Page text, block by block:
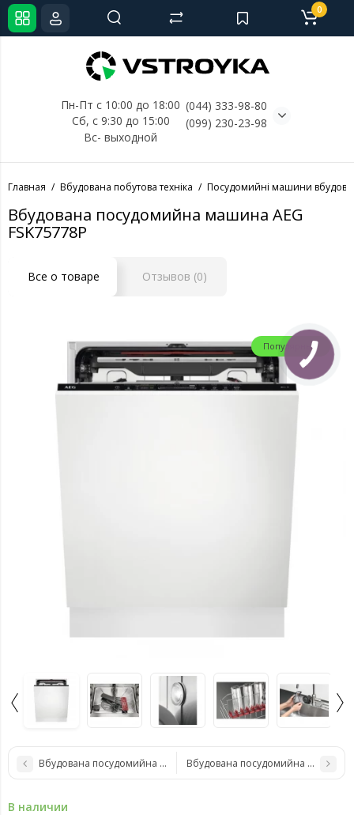
Пн-Пт с 10:00 до 18:00
Сб, с 9:30 до 15:00
Вс- выходной
(044) 333-98-80
(099) 230-23-98
0
Главная Вбудована побутова техніка Посудомийні машини
Вбудована посудомийна машина AEG
FSK75778P
Все о товаре Отзывов (0)
Популярный
Вбудована посудомийна машина AEG FSB72907P
Вбудована посудомийна машина
В наличии